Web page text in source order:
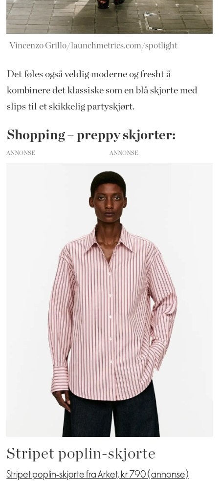
Vincenzo Grillo/launchmetrics.com/spotlight
Det føles også veldig moderne og fresht å
kombinere det klassiske som en blå skjorte med
slips til et skikkelig partyskjørt.
Shopping – preppy skjorter:
ANNONSE
Stripet poplin-skjorte
Stripet poplin-skjorte fra Arket, kr 790 (annonse)